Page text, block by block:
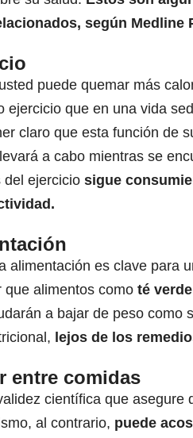
según Medline
puede quemar más
ejercicio que en una vida
claro que esta función de
a cabo mientras se
del ejercicio sigue
alimentación es clave para
que alimentos como té
a bajar de peso como
lejos de los
entre comidas
científica que asegure
al contrario, puede